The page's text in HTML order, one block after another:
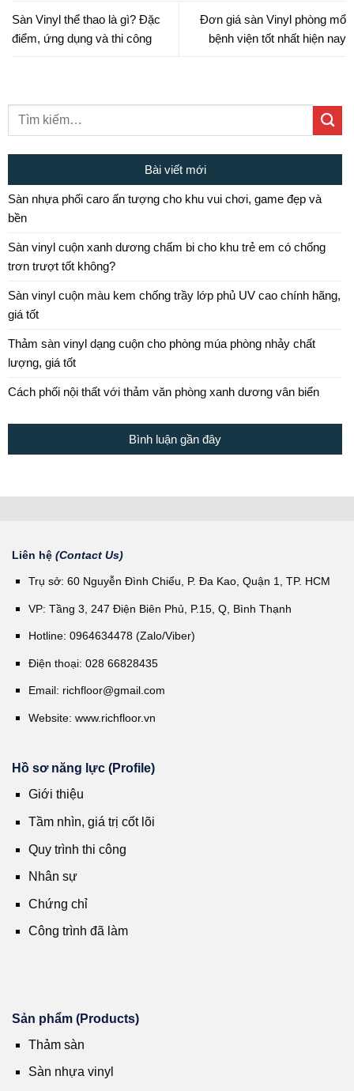
Sàn Vinyl thể thao là gì? Đặc
điểm, ứng dụng và thi công
Đơn giá sàn Vinyl phòng mổ
bệnh viện tốt nhất hiện nay
Bài viết mới
Sàn nhựa phối caro ấn tượng cho khu vui chơi, game đẹp và
bền
Sàn vinyl cuộn xanh dương chấm bi cho khu trẻ em có chống
trơn trượt tốt không?
Sàn vinyl cuộn màu kem chống trầy lớp phủ UV cao chính hãng,
giá tốt
Thảm sàn vinyl dạng cuộn cho phòng múa phòng nhảy chất
lượng, giá tốt
Cách phối nội thất với thảm văn phòng xanh dương vân biển
Bình luận gần đây
Liên hệ (Contact Us)
Trụ sở: 60 Nguyễn Đình Chiểu, P. Đa Kao, Quận 1, TP. HCM
VP: Tầng 3, 247 Điện Biên Phủ, P.15, Q, Bình Thạnh
Hotline: 0964634478 (Zalo/Viber)
Điện thoại: 028 66828435
Email: richfloor@gmail.com
Website: www.richfloor.vn
Hồ sơ năng lực (Profile)
Giới thiệu
Tầm nhìn, giá trị cốt lõi
Quy trình thi công
Nhân sự
Chứng chỉ
Công trình đã làm
Sản phẩm (Products)
Thảm sàn
Sàn nhựa vinyl